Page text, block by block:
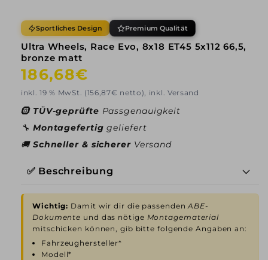
Sportliches Design Premium Qualität
Ultra Wheels, Race Evo, 8x18 ET45 5x112 66,5,
bronze matt
Normaler
Preis
186,68€
inkl. 19 % MwSt. (156,87€ netto), inkl. Versand
🛞 TÜV-geprüfte Passgenauigkeit
🔧 Montagefertiggeliefert
🚚 Schneller & sicherer Versand
✅ Beschreibung
Wichtig: Damit wir dir die passendenABE-
Dokumente und das nötige Montagematerial
mitschicken können, gib bitte folgende Angaben an:
Fahrzeughersteller*
Modell*